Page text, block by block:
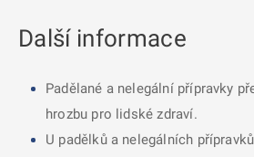
Další informace
Padělané a nelegální přípravky
hrozbu pro lidské zdraví.
U padělků a nelegálních